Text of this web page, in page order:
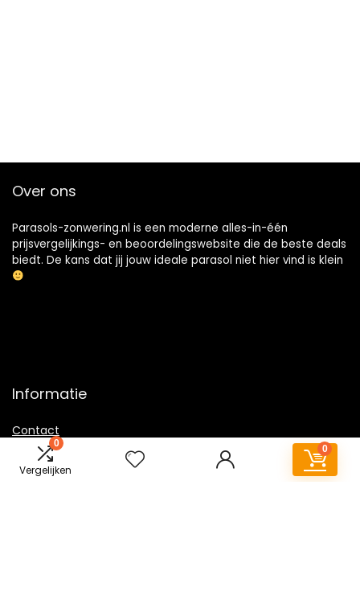
0
Vergelijken
0
Over ons
Parasols-zonwering.nl is een moderne alles-in-één
prijsvergelijkings- en beoordelingswebsite die de beste deals
biedt. De kans dat jij jouw ideale parasol niet hier vind is klein
Informatie
Contact
Klantenservice
Over ons